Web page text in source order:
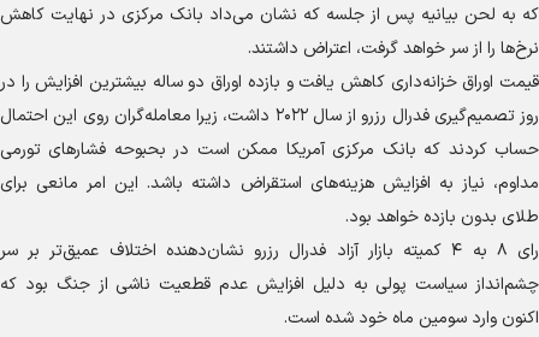
که به لحن بیانیه پس از جلسه که نشان می‌داد بانک مرکزی در نهایت کاهش
نرخ‌ها را از سر خواهد گرفت، اعتراض داشتند.
قیمت اوراق خزانه‌داری کاهش یافت و بازده اوراق دو ساله بیشترین افزایش را در
روز تصمیم‌گیری فدرال رزرو از سال ۲۰۲۲ داشت، زیرا معامله‌گران روی این احتمال
حساب کردند که بانک مرکزی آمریکا ممکن است در بحبوحه فشار‌های تورمی
مداوم، نیاز به افزایش هزینه‌های استقراض داشته باشد. این امر مانعی برای
طلای بدون بازده خواهد بود.
رای ۸ به ۴ کمیته بازار آزاد فدرال رزرو نشان‌دهنده اختلاف عمیق‌تر بر سر
چشم‌انداز سیاست پولی به دلیل افزایش عدم قطعیت ناشی از جنگ بود که
اکنون وارد سومین ماه خود شده است.